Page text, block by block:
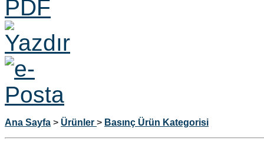
Ana Sayfa > Ürünler > Basınç Ürün Kategorisi